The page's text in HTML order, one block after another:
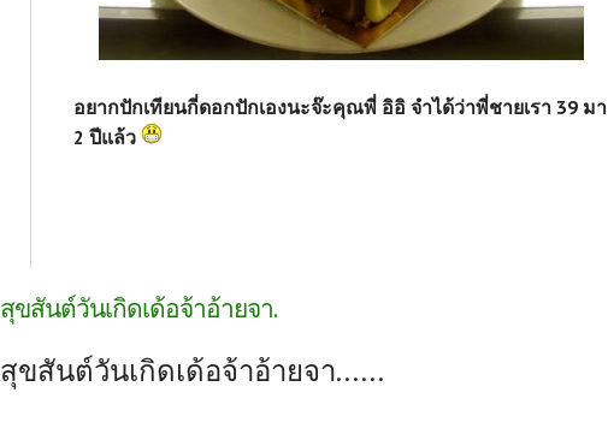
อยากปักเทียนกี่ดอกปักเองนะจ๊ะคุณพี่ อิอิ จำได้ว่าพี่ชายเรา 39 มา
2 ปีแล้ว
สุขสันต์วันเกิดเด้อจ้าอ้ายจา.
สุขสันต์วันเกิดเด้อจ้าอ้ายจา......